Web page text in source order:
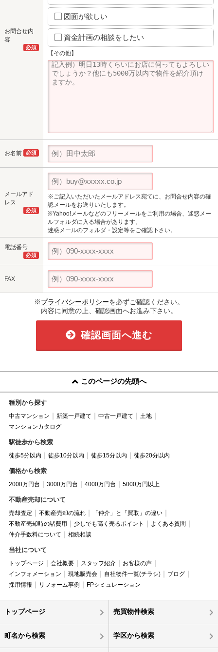
お問合せ内
容
必須
図面が欲しい
資金計画の相談をしたい
【その他】
お名前 必須
メールアド
レス
必須
※ご記入いただいたメールアドレス宛てに、お問合せ内容の確
認メールをお送りいたします。
※Yahoo!メールなどのフリーメールをご利用の場合、迷惑メー
ルフォルダに入る場合があります。
迷惑メールのフォルダ・設定等をご確認下さい。
電話番号
必須
FAX
※プライバシーポリシーを必ずご確認ください。
内容に同意の上、確認画面へお進み下さい。
確認画面へ進む
このページの先頭へ
種別から探す
中古マンション 新築一戸建て 中古一戸建て
土地
マンションカタログ
駅徒歩から検索
徒歩5分以内 徒歩10分以内 徒歩15分以内 徒歩20分以内
価格から検索
2000万円台 3000万円台 4000万円台 5000万円以上
不動産売却について
売却査定 不動産売却の流れ
「仲介」と「買取」の違い
不動産売却時の諸費用
少しでも高く売るポイント
よくある質問
仲介手数料について
相続相談
当社について
トップページ 会社概要 スタッフ紹介
お客様の声
インフォメーション
現地販売会 自社物件一覧(チラシ)
ブログ
採用情報
リフォーム事例 FPシミュレーション
トップページ 売買物件検索
町名から検索 学区から検索